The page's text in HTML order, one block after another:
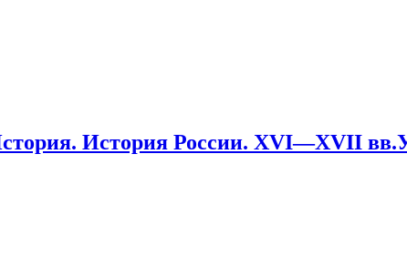
История России. XVI—XVII